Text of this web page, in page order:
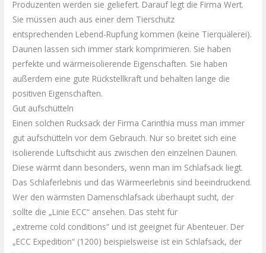
Produzenten werden sie geliefert. Darauf legt die Firma Wert.
Sie müssen auch aus einer dem Tierschutz
entsprechenden Lebend-Rupfung kommen (keine Tierquälerei).
Daunen lassen sich immer stark komprimieren. Sie haben
perfekte undwärmeisolierende Eigenschaften. Sie haben
außerdem eine gute Rückstellkraft und behalten lange die
positiven Eigenschaften.
Gut aufschütteln
Einen solchen Rucksack der Firma Carinthia muss man immer
gut aufschütteln vor dem Gebrauch. Nur so breitet sich eine
isolierende Luftschicht aus zwischen den einzelnen Daunen.
Diese wärmt dann besonders, wenn man im Schlafsack liegt.
Das Schlaferlebnis und dasWärmeerlebnis sind beeindruckend.
Wer den wärmsten Damenschlafsack überhaupt sucht, der
sollte die „Linie ECC“ ansehen. Das steht für
„extreme cold conditions“ und ist geeignet für Abenteuer. Der
„ECC Expedition“ (1200) beispielsweise ist ein Schlafsack, der